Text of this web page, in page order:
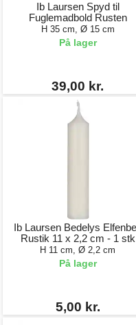
Ib Laursen Spyd til
Fuglemadbold Rusten
H 35 cm, Ø 15 cm
På lager
39,00 kr.
Ib Laursen Bedelys
Rustik 11 x 2,2 cm - 1 stk
H 11 cm, Ø 2,2 cm
På lager
5,00 kr.